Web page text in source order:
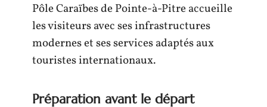
Pôle Caraïbes de Pointe-à-Pitre accueille
les visiteurs avec ses infrastructures
modernes et ses services adaptés aux
touristes internationaux.
Préparation avant le départ